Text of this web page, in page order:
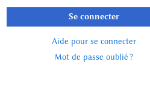
Se connecter
Aide pour se connecter
Mot de passe oublié ?